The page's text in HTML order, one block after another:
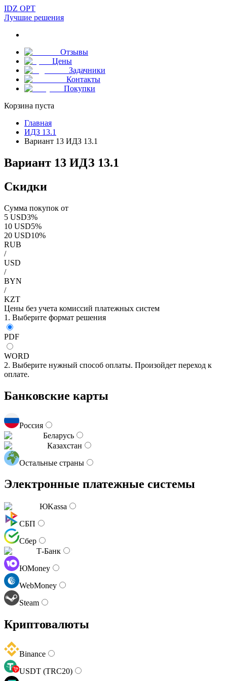
IDZ OPT
Лучшие решения
Отзывы
Цены
Задачники
Контакты
Покупки
Корзина пуста
Главная
ИДЗ 13.1
Вариант 13 ИДЗ 13.1
Вариант 13 ИДЗ 13.1
Скидки
Сумма покупок от
5 USD3%
10 USD5%
20 USD10%
RUB
/
USD
/
BYN
/
KZT
Цены без учета комиссий платежных систем
1. Выберите формат решения
PDF
WORD
2. Выберите нужный способ оплаты. Произойдет переход к
оплате.
Банковские карты
Россия
Беларусь
Казахстан
Остальные страны
Электронные платежные системы
ЮKassa
СБП
Сбер
Т-Банк
ЮMoney
WebMoney
Steam
Криптовалюты
Binance
USDT (TRC20)